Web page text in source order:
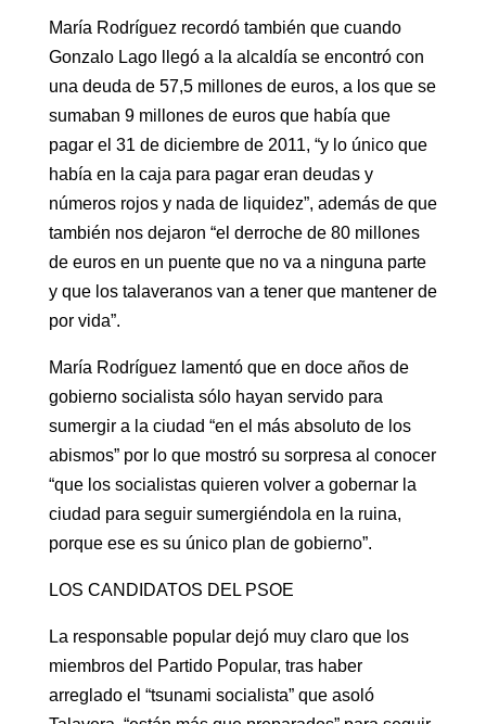
María Rodríguez recordó también que cuando
Gonzalo Lago llegó a la alcaldía se encontró con
una deuda de 57,5 millones de euros, a los que se
sumaban 9 millones de euros que había que
pagar el 31 de diciembre de 2011, “y lo único que
había en la caja para pagar eran deudas y
números rojos y nada de liquidez”, además de que
también nos dejaron “el derroche de 80 millones
de euros en un puente que no va a ninguna parte
y que los talaveranos van a tener que mantener de
por vida”.
María Rodríguez lamentó que en doce años de
gobierno socialista sólo hayan servido para
sumergir a la ciudad “en el más absoluto de los
abismos” por lo que mostró su sorpresa al conocer
“que los socialistas quieren volver a gobernar la
ciudad para seguir sumergiéndola en la ruina,
porque ese es su único plan de gobierno”.
LOS CANDIDATOS DEL PSOE
La responsable popular dejó muy claro que los
miembros del Partido Popular, tras haber
arreglado el “tsunami socialista” que asoló